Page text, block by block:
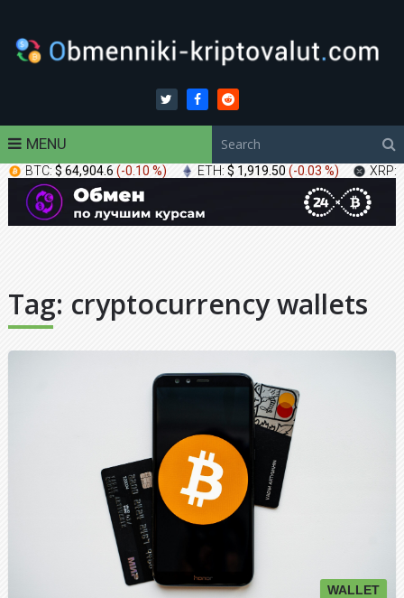
MENU
BTC: $ 64,904.6 (-0.10 %) ETH: $ 1,919.50 (-0.03 %) XRP:
Tag: cryptocurrency wallets
WALLET